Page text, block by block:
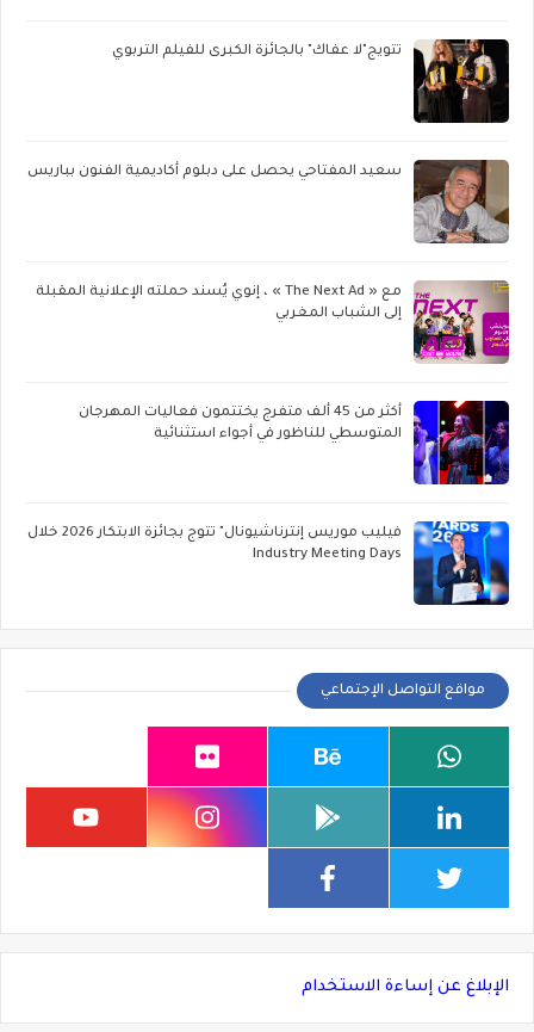
تتويج"لا عفاك" بالجائزة الكبرى للفيلم التربوي
سعيد المفتاحي يحصل على دبلوم أكاديمية الفنون بباريس
مع « The Next Ad » ، إنوي يُسند حملته الإعلانية المقبلة
إلى الشباب المغربي
أكثر من 45 ألف متفرج يختتمون فعاليات المهرجان
المتوسطي للناظور في أجواء استثنائية
فيليب موريس إنترناشيونال" تتوج بجائزة الابتكار 2026 خلال
Industry Meeting Days
مواقع التواصل الإجتماعي
الإبلاغ عن إساءة الاستخدام